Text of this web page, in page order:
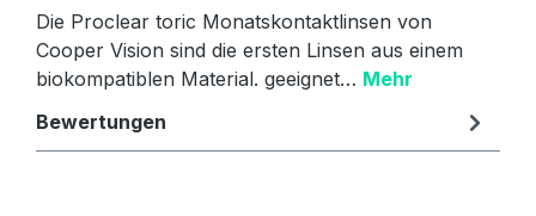
Die Proclear toric Monatskontaktlinsen von
Cooper Vision sind die ersten Linsen aus einem
biokompatiblen Material. geeignet… Mehr
Bewertungen